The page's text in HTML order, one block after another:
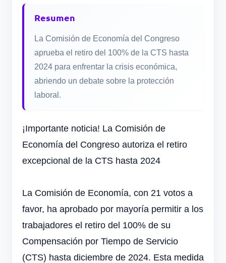
Resumen
La Comisión de Economía del Congreso
aprueba el retiro del 100% de la CTS hasta
2024 para enfrentar la crisis económica,
abriendo un debate sobre la protección
laboral.
¡Importante noticia! La Comisión de
Economía de l Congreso autoriza el retiro
excepcional de la CTS hasta 2024
La Comisión de Economía, con 21 votos a
favor, ha aprobado por mayoría permitir a los
trabajadores el retiro del 100% de su
Compensación por Tiempo de Servicio
(CTS) hasta diciembre de 2024. Esta medida